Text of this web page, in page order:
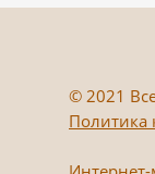
© 2021
Политика